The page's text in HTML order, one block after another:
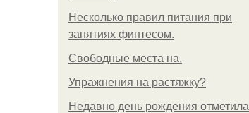
Несколько правил питания при
занятиях финтесом.
Свободные места на.
Упражнения на растяжку?
Недавно день рождения отметила